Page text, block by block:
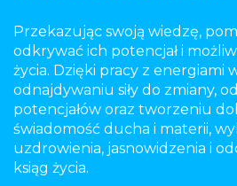
Przekazując swoją wiedzę,
odkrywać ich potencjał i
życia. Dzięki pracy z energiami
odnajdywaniu siły do zmiany,
potencjałów oraz tworzeniu
świadomość ducha i materii,
uzdrowienia, jasnowidzenia i
ksiąg życia.